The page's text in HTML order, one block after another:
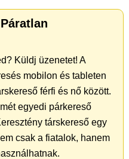
Küldj üzenetet! A
mobilon és tableten
férfi és nő között.
egyedi párkereső
társkereső egy
csak a fiatalok, hanem